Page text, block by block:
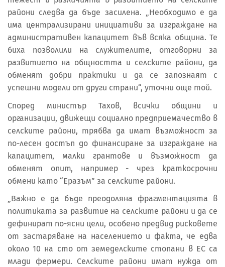
райони следва да бъде засилена. „Необходимо е да
има централизирани инициативи за изграждане на
административен капацитет във всяка община. Те
биха позволили на служителите, отговорни за
развитието на общността и селските райони, да
обменят добри практики и да се запознаят с
успешни модели от други страни“, уточни още той.
Според министър Тахов, всички общини и
организации, движещи социално предприемачество в
селските райони, трябва да имат възможност за
по-лесен достъп до финансиране за изграждане на
капацитет, малки грантове и възможност да
обменят опит, например - чрез краткосрочни
обмени като “Еразъм” за селските райони.
„Важно е да бъде преодоляна фрагментацията в
политиката за развитие на селските райони и да се
дефинират по-ясни цели, особено предвид рисковете
от застаряване на населението и факта, че едва
около 10 на сто от земеделските стопани в ЕС са
млади фермери. Селските райони имат нужда от